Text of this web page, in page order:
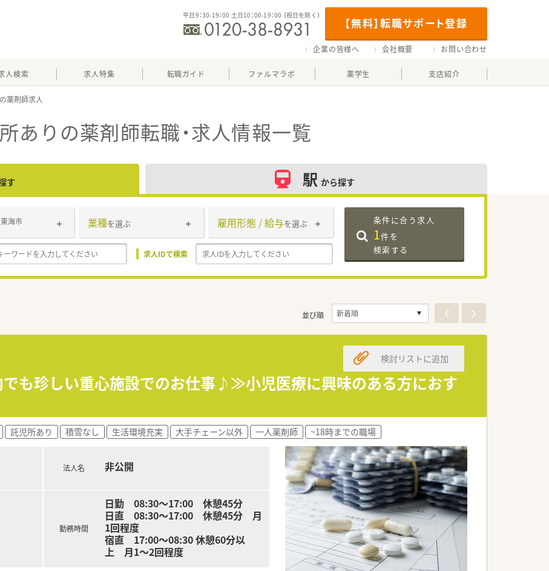
【無料】転職サポート登録
平日9：30-19：00 土日10：00-19：00 （祝日を除く）
企業の皆様へ 会社概要 お問い合わせ
人検索 求人特集 転職ガイド ファルマラボ 薬学生 支店紹介
あり の薬剤師転職・求人情報一覧
す 駅 から探す
東海市 業種を選ぶ 雇用形態 / 給与を選ぶ
求人IDで検索
条件に合う求人
1件を
検索する
並び順
でも珍しい重心施設でのお仕事♪≫小児医療に興味のある方におす
検討リストに追加
託児所あり 積雪なし 生活環境充実 大手チェーン以外 一人薬剤師 ~18時までの職場
法人名 非公開
勤務時間
日勤 08:30～17:00 休憩45分
日直 08:30～17:00 休憩45分 月
1回程度
宿直 17:00～08:30 休憩60分以
上 月1～2回程度